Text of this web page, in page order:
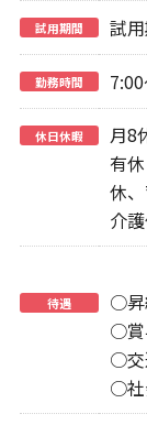
試用期間 試
勤務時間
休日休暇
月8
有
休、
介
待遇
○昇
○賞
○交
○社